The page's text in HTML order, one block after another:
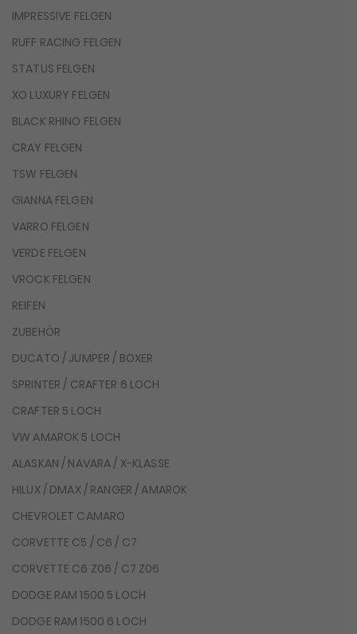
IMPRESSIVE FELGEN
RUFF RACING FELGEN
STATUS FELGEN
XO LUXURY FELGEN
BLACK RHINO FELGEN
CRAY FELGEN
TSW FELGEN
GIANNA FELGEN
VARRO FELGEN
VERDE FELGEN
VROCK FELGEN
REIFEN
ZUBEHÖR
DUCATO / JUMPER / BOXER
SPRINTER / CRAFTER 6 LOCH
CRAFTER 5 LOCH
VW AMAROK 5 LOCH
ALASKAN / NAVARA / X-KLASSE
HILUX / DMAX / RANGER / AMAROK
CHEVROLET CAMARO
CORVETTE C5 / C6 / C7
CORVETTE C6 Z06 / C7 Z06
DODGE RAM 1500 5 LOCH
DODGE RAM 1500 6 LOCH